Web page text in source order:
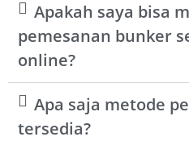
Apakah saya bisa
pemesanan bunker
online?
Apa saja metode
tersedia?